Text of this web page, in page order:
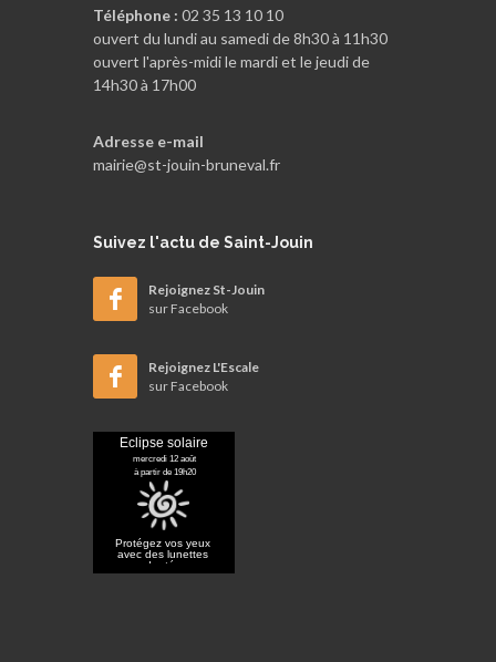
Téléphone : 02 35 13 10 10
ouvert du lundi au samedi de 8h30 à 11h30
ouvert l'après-midi le mardi et le jeudi de
14h30 à 17h00
Adresse e-mail
mairie@st-jouin-bruneval.fr
Suivez l'actu de Saint-Jouin
Rejoignez St-Jouin
sur Facebook
Rejoignez L'Escale
sur Facebook